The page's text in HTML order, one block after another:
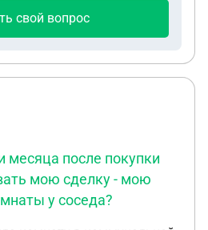
свой вопрос
месяца после покупки
мою сделку - мою
у соседа?